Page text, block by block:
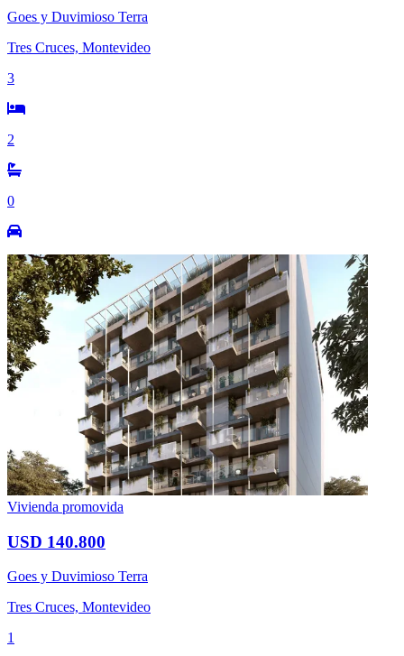
Goes y Duvimioso Terra
Tres Cruces, Montevideo
3
2
0
Vivienda promovida
USD 140.800
Goes y Duvimioso Terra
Tres Cruces, Montevideo
1